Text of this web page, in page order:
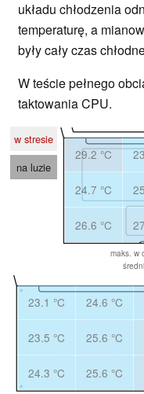
układu chłodzenia
temperaturę, a
były cały czas
W teście pełnego
taktowania CPU.
w stresie
na luzie
29.2 °C
24.7 °C
26.6 °C
maks. w
23.1 °C 24.6 °C
23.5 °C 25.6 °C
24.3 °C 25.6 °C